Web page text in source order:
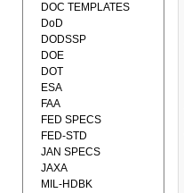
DOC TEMPLATES
DoD
DODSSP
DOE
DOT
ESA
FAA
FED SPECS
FED-STD
JAN SPECS
JAXA
MIL-HDBK